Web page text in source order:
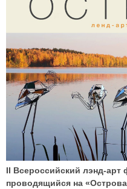
II Всероссийский лэнд-арт
проводящийся на